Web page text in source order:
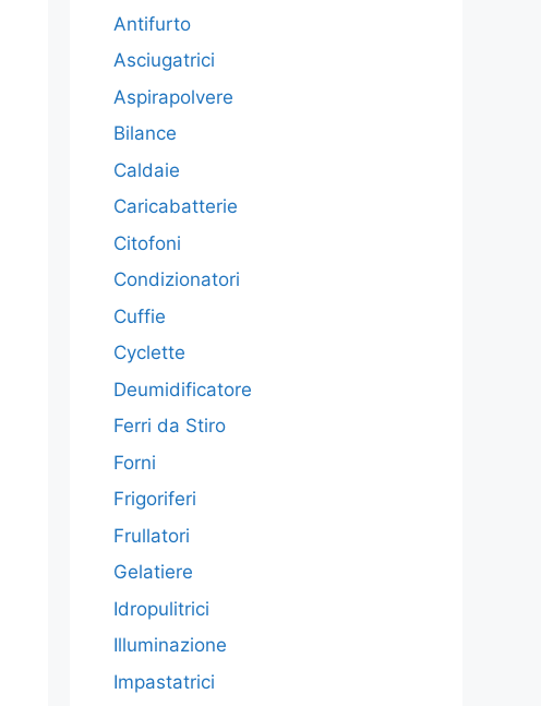
Antifurto
Asciugatrici
Aspirapolvere
Bilance
Caldaie
Caricabatterie
Citofoni
Condizionatori
Cuffie
Cyclette
Deumidificatore
Ferri da Stiro
Forni
Frigoriferi
Frullatori
Gelatiere
Idropulitrici
Illuminazione
Impastatrici